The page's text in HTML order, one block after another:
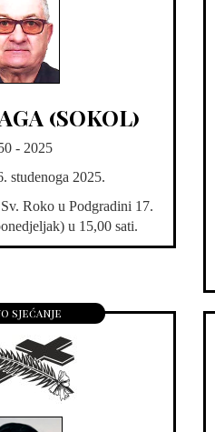
(SOKOL)
- 2025
studenoga 2025.
Roko u Podgradini 17.
u 15,00 sati.
sjećanje